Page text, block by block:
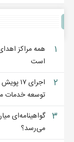
۱
همه مراکز
است
۲
اجرای
توسعه خدمات
۳ گواهینامه‌ای
می‌رسد؟